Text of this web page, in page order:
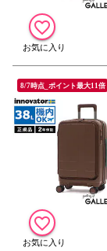
8/7時点_ポイント最大11倍